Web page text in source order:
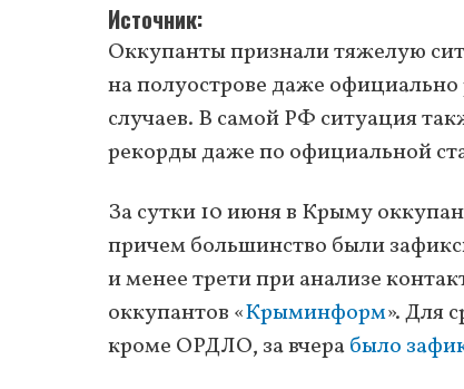
Источник
Оккупанты признали тяжелую
на полуострове даже
случаев. В самой РФ ситуация
рекорды даже по официальной
За сутки 10 июня в Крыму
причем большинство были
и менее трети при анализе
оккупантов «Крыминформ». Для
кроме ОРДЛО, за вчерабыло